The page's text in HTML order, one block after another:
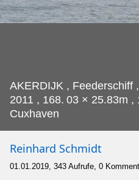
AKERDIJK , Feederschiff
2011 , 168. 03 × 25.83m ,
Cuxhaven
Reinhard Schmidt
01.01.2019, 343 Aufrufe, 0